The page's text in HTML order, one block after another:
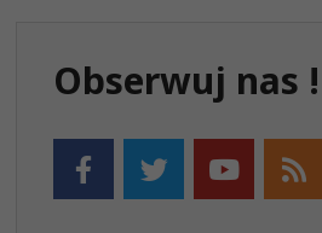
Obserwuj nas !